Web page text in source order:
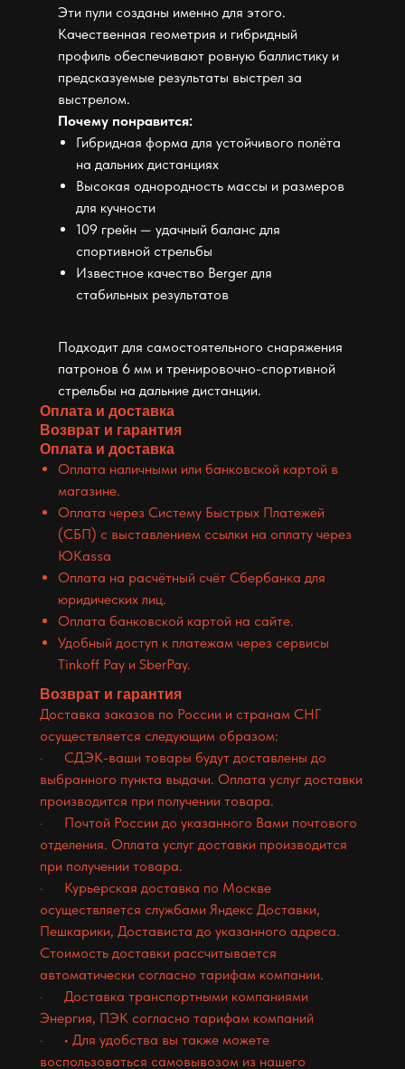
Эти пули созданы именно для этого.
Качественная геометрия и гибридный
профиль обеспечивают ровную баллистику и
предсказуемые результаты выстрел за
выстрелом.
Почему понравится:
Гибридная форма для устойчивого полёта
на дальних дистанциях
Высокая однородность массы и размеров
для кучности
109 грейн — удачный баланс для
спортивной стрельбы
Известное качество Berger для
стабильных результатов
Подходит для самостоятельного снаряжения
патронов 6 мм и тренировочно-спортивной
стрельбы на дальние дистанции.
Оплата и доставка
Возврат и гарантия
Оплата и доставка
Оплата наличными или банковской картой в
магазине.
Оплата через Систему Быстрых Платежей
(СБП) с выставлением ссылки на оплату через
ЮKassa
Оплата на расчётный счёт Сбербанка для
юридических лиц.
Оплата банковской картой на сайте.
Удобный доступ к платежам через сервисы
Tinkoff Pay и SberPay.
Возврат и гарантия
Доставка заказов по России и странам СНГ
осуществляется следующим образом:
· СДЭК-ваши товары будут доставлены до
выбранного пункта выдачи. Оплата услуг доставки
производится при получении товара.
· Почтой России до указанного Вами почтового
отделения. Оплата услуг доставки производится
при получении товара.
· Курьерская доставка по Москве
осуществляется службами Яндекс Доставки,
Пешкарики, Достависта до указанного адреса.
Стоимость доставки рассчитывается
автоматически согласно тарифам компании.
· Доставка транспортными компаниями
Энергия, ПЭК согласно тарифам компаний
· • Для удобства вы также можете
воспользоваться самовывозом из нашего